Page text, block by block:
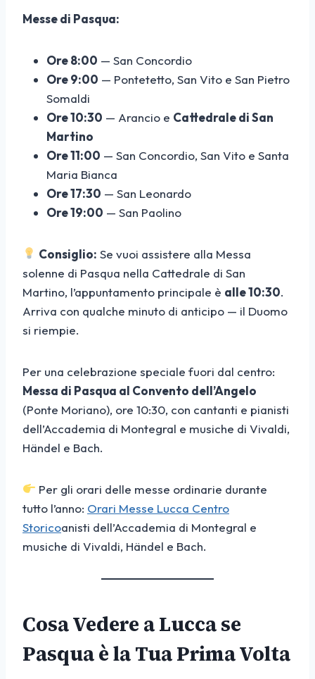
Messe di Pasqua:
Ore 8:00 — San Concordio
Ore 9:00 — Pontetetto, San Vito e San Pietro
Somaldi
Ore 10:30 — Arancio e Cattedrale di San
Martino
Ore 11:00 — San Concordio, San Vito e Santa
Maria Bianca
Ore 17:30 — San Leonardo
Ore 19:00 — San Paolino
Consiglio: Se vuoi assistere alla Messa
solenne di Pasqua nella Cattedrale di San
Martino, l’appuntamento principale è alle 10:30.
Arriva con qualche minuto di anticipo — il Duomo
si riempie.
Per una celebrazione speciale fuori dal centro:
Messa di Pasqua al Convento dell’Angelo
(Ponte Moriano), ore 10:30, con cantanti e pianisti
dell’Accademia di Montegral e musiche di Vivaldi,
Händel e Bach.
Per gli orari delle messe ordinarie durante
tutto l’anno: Orari Messe Lucca Centro
Storicoanisti dell’Accademia di Montegral e
musiche di Vivaldi, Händel e Bach.
Cosa Vedere a Lucca se
Pasqua è la Tua Prima Volta